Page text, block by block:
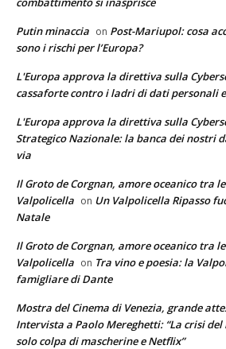
Putin minaccia on Post-Mariupol: cosa
sono i rischi per l’Europa?
L'Europa approva la direttiva sulla
cassaforte contro i ladri di dati personali
L'Europa approva la direttiva sulla
Strategico Nazionale: la banca dei nostri
via
Il Groto de Corgnan, amore oceanico tra
Valpolicella on Un Valpolicella Ripasso
Natale
Il Groto de Corgnan, amore oceanico tra
Valpolicella on Tra vino e poesia: la
famigliare di Dante
Mostra del Cinema di Venezia, grande
Intervista a Paolo Mereghetti: “La crisi del
solo colpa di mascherine e Netflix”